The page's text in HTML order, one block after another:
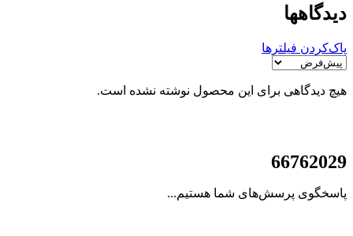
دیدگاهها
پاک‌کردن فیلترها
هیچ دیدگاهی برای این محصول نوشته نشده است.
66762029
پاسخگوی پرسش‌های شما هستیم...